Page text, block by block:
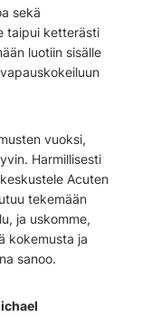
sekä
taipui ketterästi
luotiin sisälle
vuoksi,
Harmillisesti
Acuten
tekemään
ja uskomme,
kokemusta ja
sanoo.